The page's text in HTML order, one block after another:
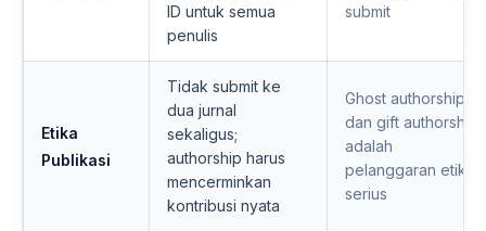
ID untuk semua
penulis
submit
Etika
Publikasi
Tidak submit ke
dua jurnal
sekaligus;
authorship harus
mencerminkan
kontribusi nyata
Ghost authorship
dan gift authorship
adalah
pelanggaran etika
serius